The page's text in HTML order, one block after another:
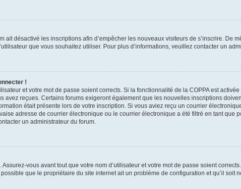
ait désactivé les inscriptions afin d’empêcher les nouveaux visiteurs de s’inscrire. De
que vous souhaitez utiliser. Pour plus d’informations, veuillez contacter un
!
et votre mot de passe soient corrects. Si la fonctionnalité de la COPPA est
avez reçues. Certains forums exigeront également que les nouvelles inscriptions
était présente lors de votre inscription. Si vous aviez reçu un courrier
adresse de courrier électronique ou le courrier électronique a été filtré en tant que
un administrateur du forum.
vous avant tout que votre nom d’utilisateur et votre mot de passe soient
que le propriétaire du site internet ait un problème de configuration et qu’il soit